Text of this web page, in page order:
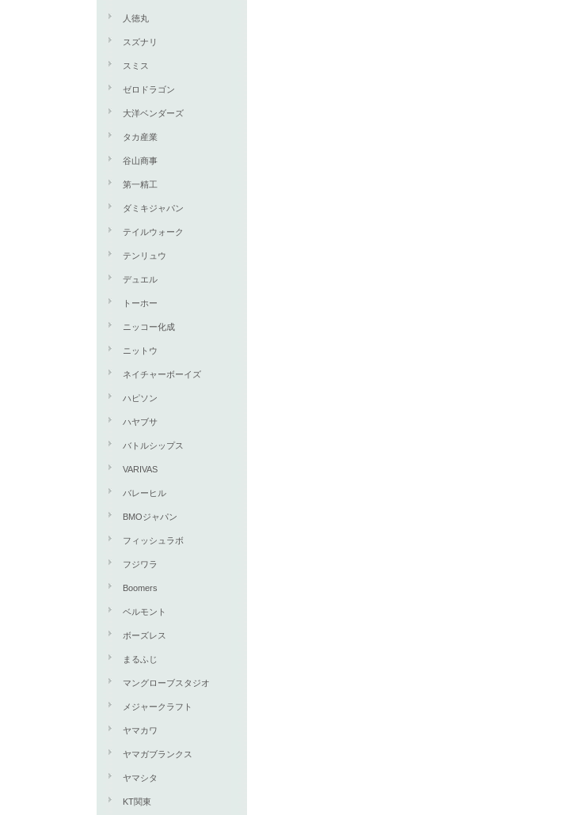
人徳丸
スズナリ
スミス
ゼロドラゴン
大洋ベンダーズ
タカ産業
谷山商事
第一精工
ダミキジャパン
テイルウォーク
テンリュウ
デュエル
トーホー
ニッコー化成
ニットウ
ネイチャーボーイズ
ハピソン
ハヤブサ
バトルシップス
VARIVAS
バレーヒル
BMOジャパン
フィッシュラボ
フジワラ
Boomers
ベルモント
ボーズレス
まるふじ
マングローブスタジオ
メジャークラフト
ヤマカワ
ヤマガブランクス
ヤマシタ
KT関東